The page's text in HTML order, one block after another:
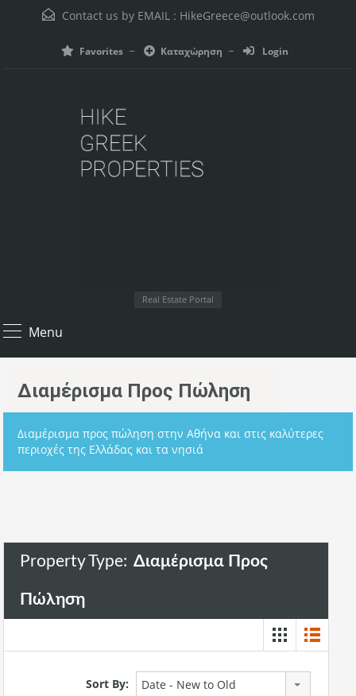
Contact us by EMAIL : HikeGreece@outlook.com
Favorites Καταχώρηση Login
Real Estate Portal
Menu
Διαμέρισμα Προς Πώληση
Διαμέρισμα προς πώληση στην Αθήνα και στις καλύτερες
περιοχές της Ελλάδας και τα νησιά
Property Type: Διαμέρισμα Προς
Πώληση
Sort By: Date - New to Old